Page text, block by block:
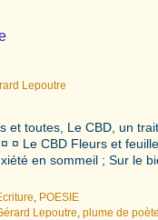
Lepoutre
et toutes, Le CBD, un
¤ Le CBD Fleurs et
en sommeil ; Sur le
POESIE
Lepoutre ,plume de poète